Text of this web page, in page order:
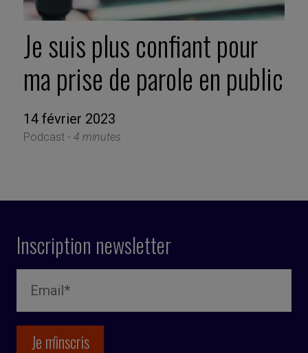
Je suis plus confiant pour
ma prise de parole en public
14 février 2023
Podcast - 4 minutes
Inscription newsletter